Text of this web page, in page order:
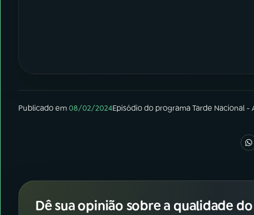
Publicado em08/02/2024Episódiodo programaTarde Nacional -
Dê sua opinião sobre a qualidade